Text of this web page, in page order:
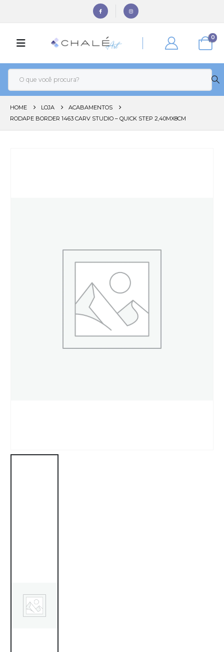
0
HOME LOJA
ACABAMENTOS
RODAPE BORDER 1463 CARV STUDIO – QUICK STEP 2,40MX8CM